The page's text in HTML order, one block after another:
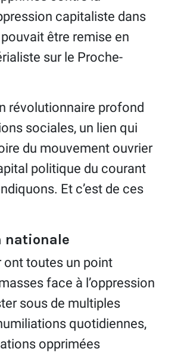
capitaliste dans
être remise en
sur le Proche-
révolutionnaire profond
sociales, un lien qui
du mouvement ouvrier
politique du courant
Et c’est de ces
nationale
ont toutes un point
face à l’oppression
sous de multiples
quotidiennes,
opprimées